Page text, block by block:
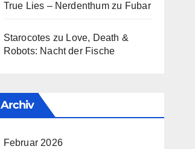
True Lies – Nerdenthumzu Fubar
Starocotes zu Love, Death &
Robots: Nacht der Fische
Archiv
Februar 2026